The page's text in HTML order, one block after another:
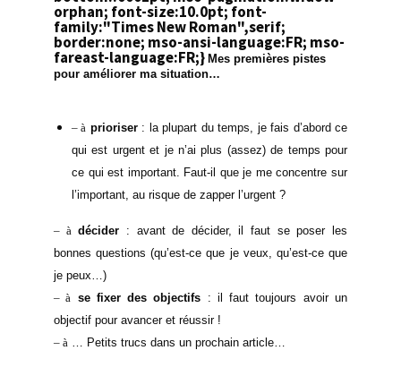
orphan; font-size:10.0pt; font-
family:"Times New Roman",serif;
border:none; mso-ansi-language:FR; mso-
fareast-language:FR;} Mes premières pistes
pour améliorer ma situation…
– à prioriser : la plupart du temps, je fais d’abord ce
qui est urgent et je n’ai plus (assez) de temps pour
ce qui est important. Faut-il que je me concentre sur
l’important, au risque de zapper l’urgent ?
– à décider : avant de décider, il faut se poser les
bonnes questions (qu’est-ce que je veux, qu’est-ce que
je peux…)
– à se fixer des objectifs : il faut toujours avoir un
objectif pour avancer et réussir !
– à … Petits trucs dans un prochain article…